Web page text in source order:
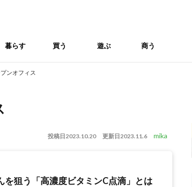
暮らす 買う 遊ぶ 商う
ンオフィス
投稿日2023.10.20 更新日2023.11.6 mika
を狙う「高濃度ビタミンC点滴」とは